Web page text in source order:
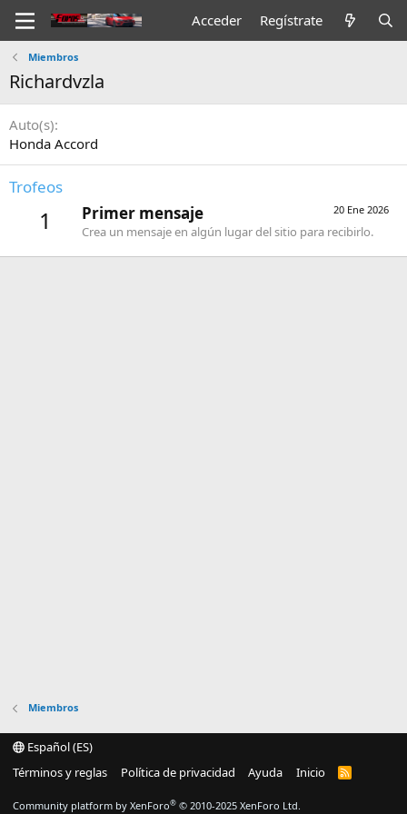
Acceder Regístrate
Miembros
Richardvzla
Auto(s)
Honda Accord
Trofeos
1 20 Ene 2026
Primer mensaje
Crea un mensaje en algún lugar del sitio para recibirlo.
Miembros
Español (ES)
Términos y reglas
Política de privacidad Ayuda Inicio
R
Community platform by XenForo® © 2010-2025 XenForo Ltd.